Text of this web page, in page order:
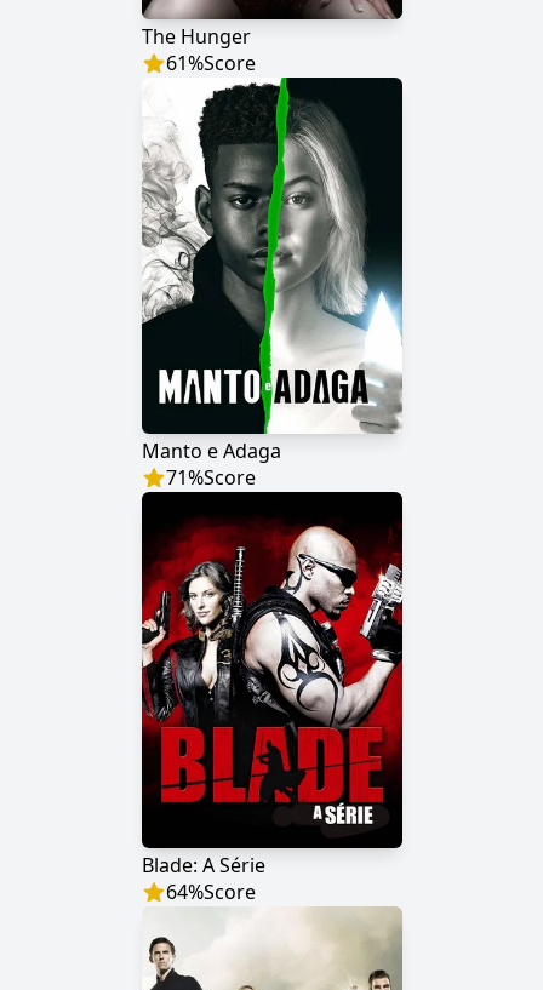
The Hunger
61%Score
Manto e Adaga
71%Score
Blade: A Série
64%Score